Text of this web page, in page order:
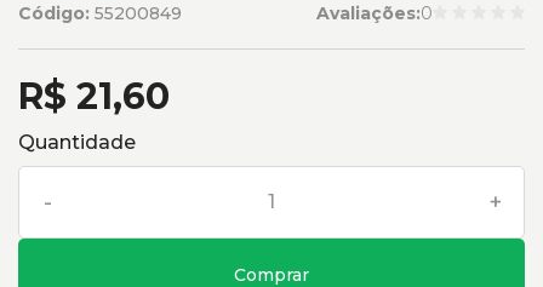
Código: 55200849 Avaliações:0
R$ 21,60
Quantidade
- +
Comprar